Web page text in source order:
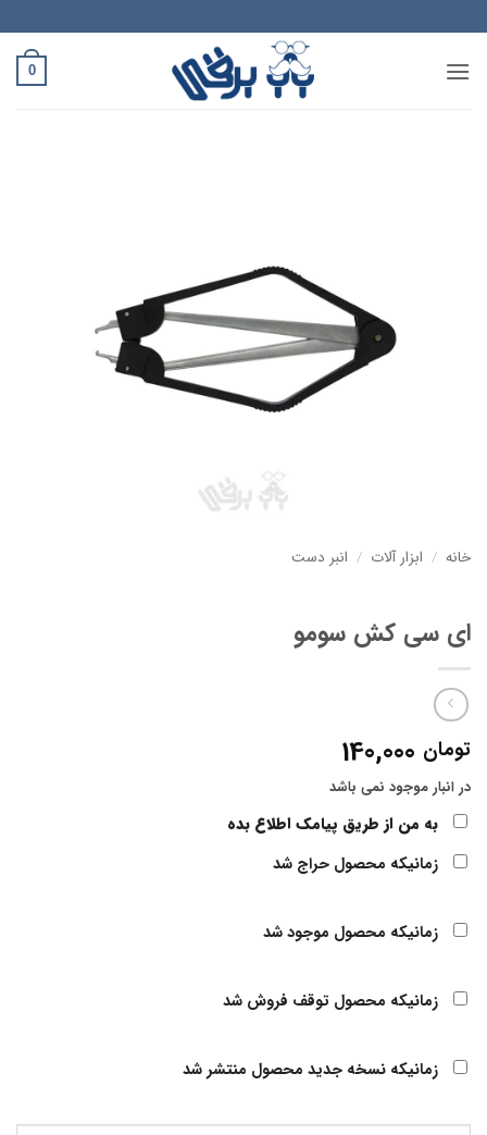
to
content
0
خانه / ابزار آلات / انبر دست
ای سی کش سومو
تومان
در انبار موجود نمی باشد
به من از طریق پیامک اطلاع بده
زمانیکه محصول حراج شد
زمانیکه محصول موجود شد
زمانیکه محصول توقف فروش شد
زمانیکه نسخه جدید محصول منتشر شد